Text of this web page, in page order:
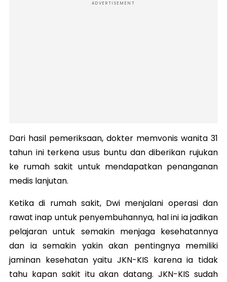
ADVERTISEMENT
Dari hasil pemeriksaan, dokter memvonis wanita 31
tahun ini terkena usus buntu dan diberikan rujukan
ke rumah sakit untuk mendapatkan penanganan
medis lanjutan.
Ketika di rumah sakit, Dwi menjalani operasi dan
rawat inap untuk penyembuhannya, hal ini ia jadikan
pelajaran untuk semakin menjaga kesehatannya
dan ia semakin yakin akan pentingnya memiliki
jaminan kesehatan yaitu JKN-KIS karena ia tidak
tahu kapan sakit itu akan datang. JKN-KIS sudah